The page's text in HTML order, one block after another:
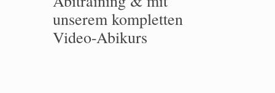
unserem kompletten
Video-Abikurs